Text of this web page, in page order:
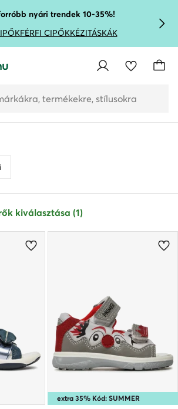
nyári trendek 10-35%!
FÉRFI CIPŐKKÉZITÁSKÁK
termékekre, stílusokra
kiválasztása (1)
extra 35% Kód: SUMMER